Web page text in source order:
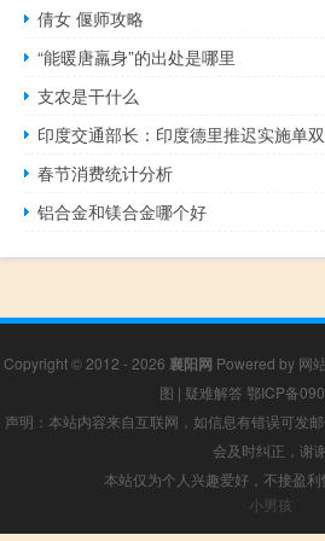
倩女 偃师攻略
“能暖唐羸身”的出处是哪里
支农是干什么
印度交通部长：印度德里推迟实施单
春节消费统计分析
铝合金和镁合金哪个好
Copyright © 2012 - 2026 襄阳网 Powered by 网
图 | 疑难解答 鄂ICP备
声明：本站内容来自互联网，如信息有错误可发
会及时纠正，谢
本站仅为个人兴趣爱好，不接盈
小男孩